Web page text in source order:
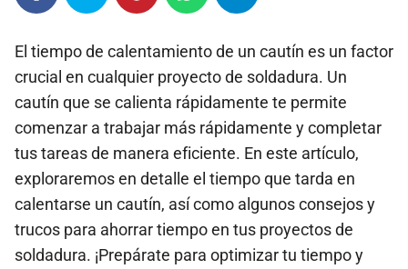
El tiempo de calentamiento de un cautín es un factor
crucial en cualquier proyecto de soldadura. Un
cautín que se calienta rápidamente te permite
comenzar a trabajar más rápidamente y completar
tus tareas de manera eficiente. En este artículo,
exploraremos en detalle el tiempo que tarda en
calentarse un cautín, así como algunos consejos y
trucos para ahorrar tiempo en tus proyectos de
soldadura. ¡Prepárate para optimizar tu tiempo y